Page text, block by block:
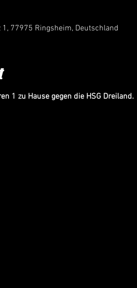
77975 Ringsheim, Deutschland
1 zu Hause gegen die HSG Dreiland.